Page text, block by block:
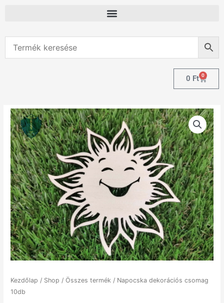
0 Ft 0
Kezdőlap / Shop /Összes termék / Napocska dekorációs csomag
10db